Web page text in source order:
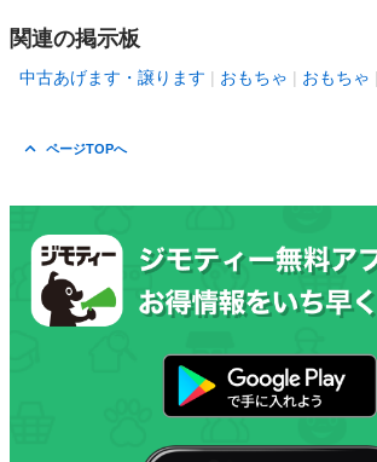
関連の掲示板
中古あげます・譲ります おもちゃ おもちゃ
ページTOPへ